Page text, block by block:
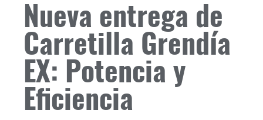
Nueva entrega de
Carretilla Grendía
EX: Potencia y
Eficiencia